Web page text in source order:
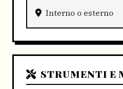
Interno o esterno
STRUMENTI E